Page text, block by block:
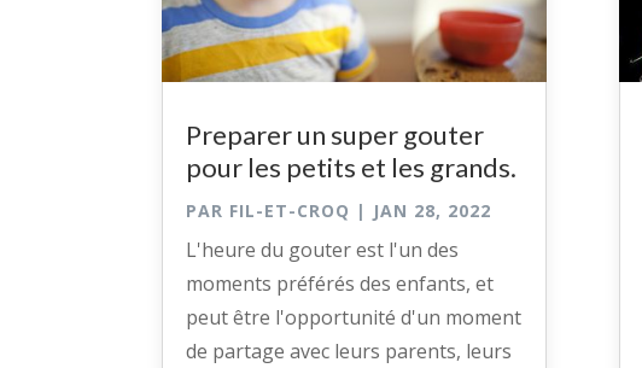
Preparer un super gouter
pour les petits et les grands.
PAR FIL-ET-CROQ | JAN 28, 2022
L'heure du gouter est l'un des
moments préférés des enfants, et
peut être l'opportunité d'un moment
de partage avec leurs parents, leurs